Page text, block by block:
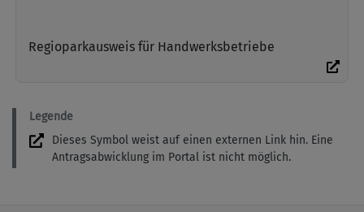
Regioparkausweis für Handwerksbetriebe
Legende
Dieses Symbol weist auf einen externen Link hin. Eine
Antragsabwicklung im Portal ist nicht möglich.